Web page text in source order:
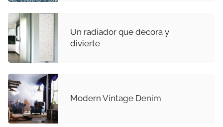
Un radiador que decora y
divierte
Modern Vintage Denim